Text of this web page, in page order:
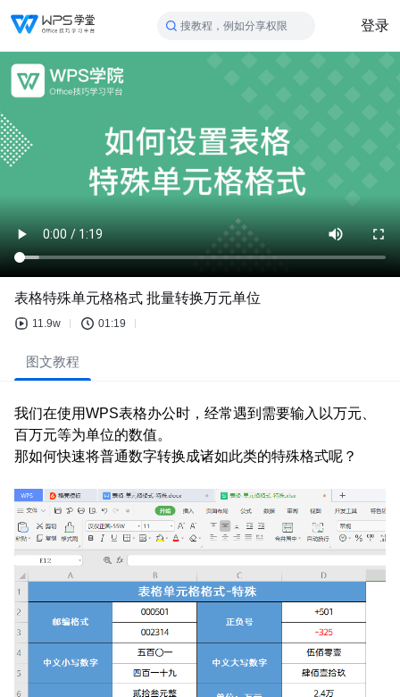
搜教程，例如分享权限 登录
表格特殊单元格格式 批量转换万元单位
11.9w 01:19
图文教程
我们在使用WPS表格办公时，经常遇到需要输入以万元、
百万元等为单位的数值。
那如何快速将普通数字转换成诸如此类的特殊格式呢？